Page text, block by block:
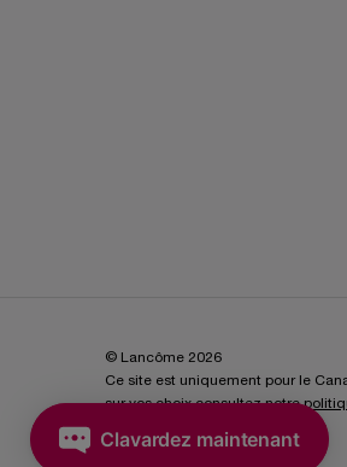
© Lancôme 2026
Ce site est uniquement pour le
sur vos choix consultez notre